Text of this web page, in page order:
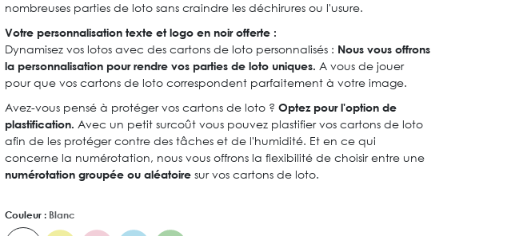
nombreuses parties de loto sans craindre les déchirures ou l'usure.
Votre personnalisation texte et logo en noir offerte :
Dynamisez vos lotos avec des cartons de loto personnalisés : Nous vous offrons
la personnalisation pour rendre vos parties de loto uniques. A vous de jouer
pour que vos cartons de loto correspondent parfaitement à votre image.
Avez-vous pensé à protéger vos cartons de loto ? Optez pour l'option de
plastification. Avec un petit surcoût vous pouvez plastifier vos cartons de loto
afin de les protéger contre des tâches et de l'humidité. Et en ce qui
concerne la numérotation, nous vous offrons la flexibilité de choisir entre une
numérotation groupée ou aléatoire sur vos cartons de loto.
Couleur : Blanc